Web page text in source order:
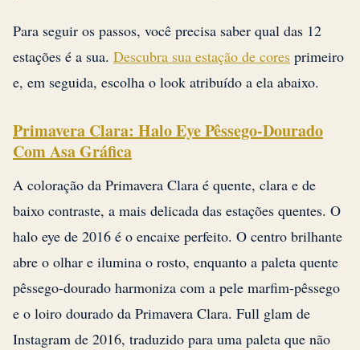
Para seguir os passos, você precisa saber qual das 12
estações é a sua. Descubra sua estação de cores primeiro
e, em seguida, escolha o look atribuído a ela abaixo.
Primavera Clara: Halo Eye Pêssego-Dourado
Com Asa Gráfica
A coloração da Primavera Clara é quente, clara e de
baixo contraste, a mais delicada das estações quentes. O
halo eye de 2016 é o encaixe perfeito. O centro brilhante
abre o olhar e ilumina o rosto, enquanto a paleta quente
pêssego-dourado harmoniza com a pele marfim-pêssego
e o loiro dourado da Primavera Clara. Full glam de
Instagram de 2016, traduzido para uma paleta que não